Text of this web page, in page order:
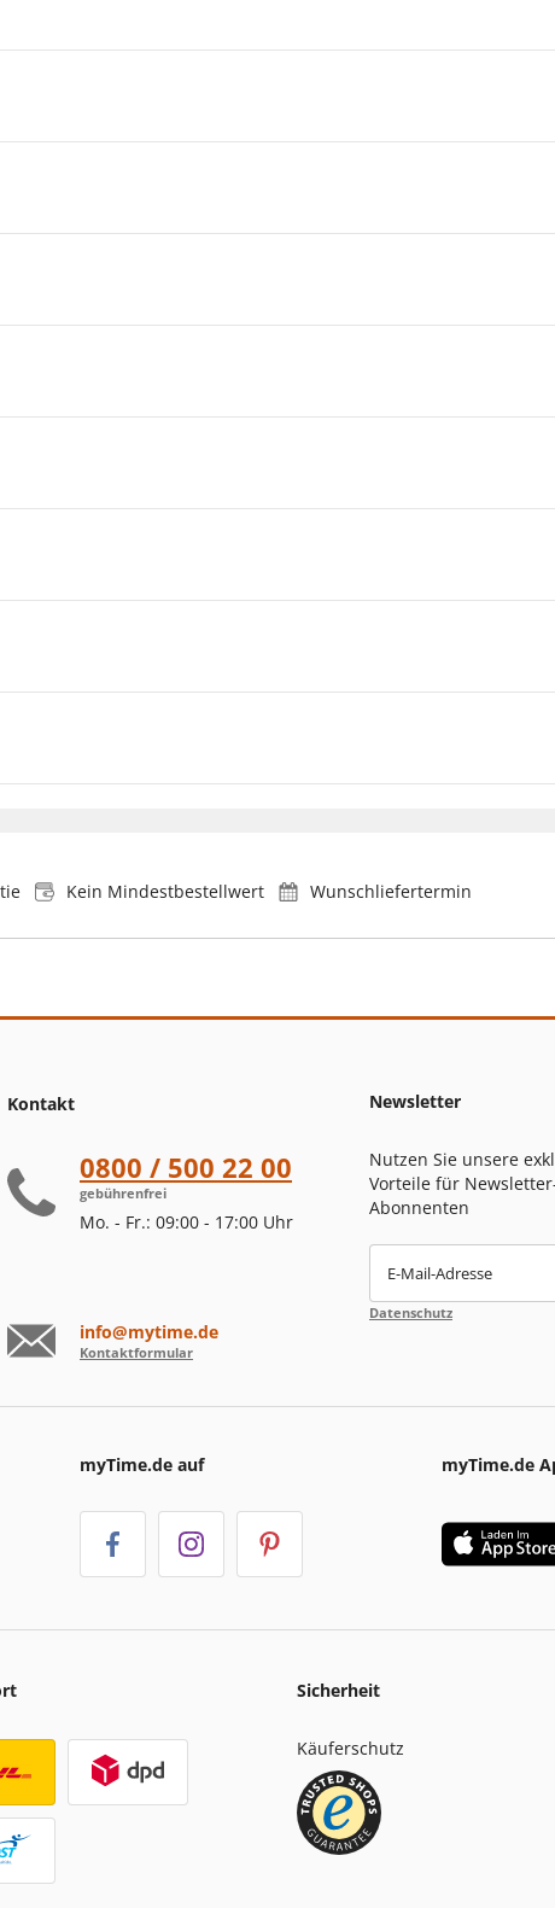
Kein Mindestbestellwert Wunschliefertermin
Kontakt
0800 / 500 22 00
gebührenfrei
Mo. - Fr.: 09:00 - 17:00 Uhr
info@mytime.de
Kontaktformular
Newsletter
Nutzen Sie unsere
Vorteile für
Abonnenten
E-Mail-Adresse
Datenschutz
myTime.de auf myTime.de
Sicherheit
Käuferschutz